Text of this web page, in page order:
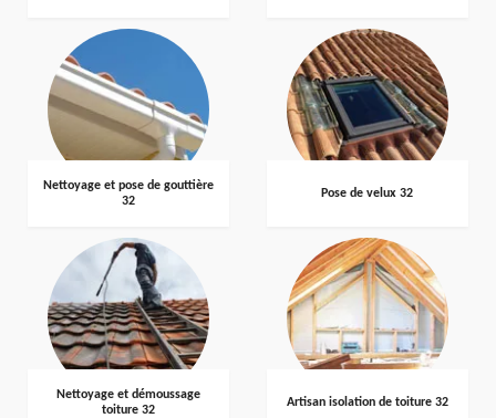
Nettoyage et pose de gouttière
32
Pose de velux 32
Nettoyage et démoussage
toiture 32
Artisan isolation de toiture 32